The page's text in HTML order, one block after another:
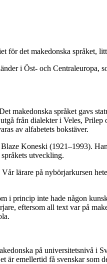
för det makedonska språ­ket,
i Öst- och Central­euro­pa,
make­don­ska språket gavs
från dialekter i Veles,
av alfabetets bokstäver.
Koneski (1921–1993).
utveckling.
lärare på ny­bör­­jarkursen
i princip inte hade någon
eftersom all text var på
på univer­si­tets­nivå i
är emellertid få svenskar som